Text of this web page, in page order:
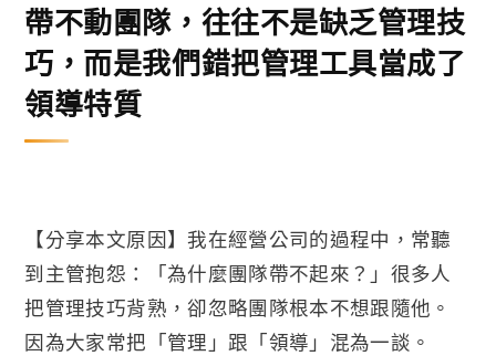
帶不動團隊，往往不是缺乏管理技
巧，而是我們錯把管理工具當成了
領導特質
【分享本文原因】我在經營公司的過程中，常聽
到主管抱怨：「為什麼團隊帶不起來？」很多人
把管理技巧背熟，卻忽略團隊根本不想跟隨他。
因為大家常把「管理」跟「領導」混為一談。